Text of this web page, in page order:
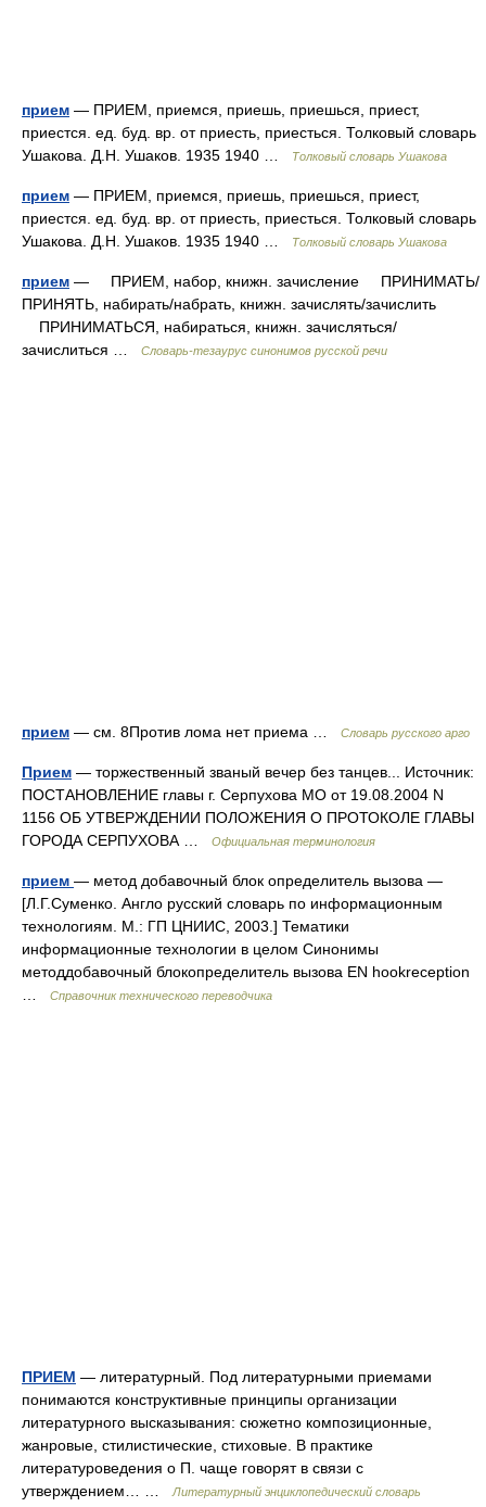
прием — ПРИЕМ, приемся, приешь, приешься, приест,
приестся. ед. буд. вр. от приесть, приесться. Толковый словарь
Ушакова. Д.Н. Ушаков. 1935 1940 …
Толковый словарь Ушакова
прием — ПРИЕМ, приемся, приешь, приешься, приест,
приестся. ед. буд. вр. от приесть, приесться. Толковый словарь
Ушакова. Д.Н. Ушаков. 1935 1940 …
Толковый словарь Ушакова
прием — ПРИЕМ, набор, книжн. зачисление ПРИНИМАТЬ/
ПРИНЯТЬ, набирать/набрать, книжн. зачислять/зачислить
ПРИНИМАТЬСЯ, набираться, книжн. зачисляться/
зачислиться …
Словарь-тезаурус синонимов русской речи
прием — см. 8Против лома нет приема … Словарь русского арго
Прием — торжественный званый вечер без танцев... Источник:
ПОСТАНОВЛЕНИЕ главы г. Серпухова МО от 19.08.2004 N
1156 ОБ УТВЕРЖДЕНИИ ПОЛОЖЕНИЯ О ПРОТОКОЛЕ ГЛАВЫ
ГОРОДА СЕРПУХОВА …
Официальная терминология
прием — метод добавочный блок определитель вызова —
[Л.Г.Суменко. Англо русский словарь по информационным
технологиям. М.: ГП ЦНИИС, 2003.] Тематики
информационные технологии в целом Синонимы
методдобавочный блокопределитель вызова EN hookreception
Справочник технического переводчика
ПРИЕМ — литературный. Под литературными приемами
понимаются конструктивные принципы организации
литературного высказывания: сюжетно композиционные,
жанровые, стилистические, стиховые. В практике
литературоведения о П. чаще говорят в связи с
утверждением… …
Литературный энциклопедический словарь